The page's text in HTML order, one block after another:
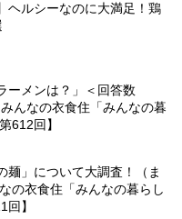
ヘルシーなのに大満足！鶏
ーメンは？」＜回答数
んなの衣食住「みんなの暮
612回】
麺」について大調査！（ま
の衣食住「みんなの暮らし
】